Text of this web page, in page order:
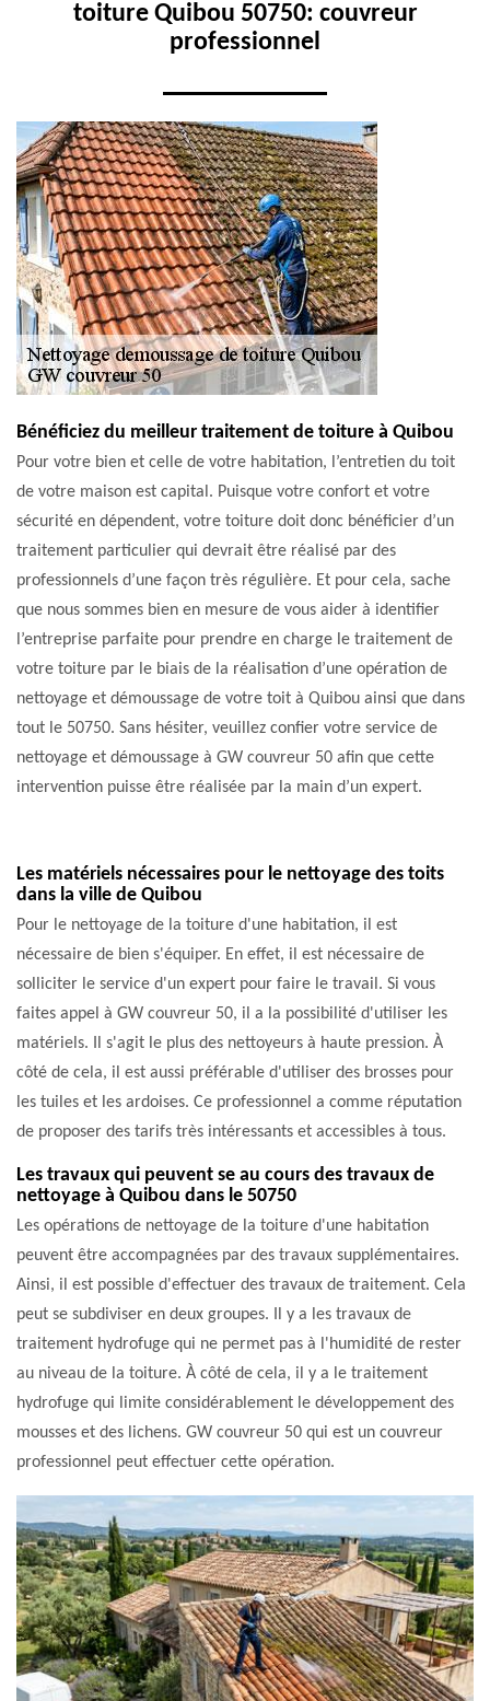
toiture Quibou 50750: couvreur
professionnel
Bénéficiez du meilleur traitement de toiture à Quibou
Pour votre bien et celle de votre habitation, l’entretien du toit
de votre maison est capital. Puisque votre confort et votre
sécurité en dépendent, votre toiture doit donc bénéficier d’un
traitement particulier qui devrait être réalisé par des
professionnels d’une façon très régulière. Et pour cela, sache
que nous sommes bien en mesure de vous aider à identifier
l’entreprise parfaite pour prendre en charge le traitement de
votre toiture par le biais de la réalisation d’une opération de
nettoyage et démoussage de votre toit à Quibou ainsi que dans
tout le 50750. Sans hésiter, veuillez confier votre service de
nettoyage et démoussage à GW couvreur 50 afin que cette
intervention puisse être réalisée par la main d’un expert.
Les matériels nécessaires pour le nettoyage des toits
dans la ville de Quibou
Pour le nettoyage de la toiture d'une habitation, il est
nécessaire de bien s'équiper. En effet, il est nécessaire de
solliciter le service d'un expert pour faire le travail. Si vous
faites appel à GW couvreur 50, il a la possibilité d'utiliser les
matériels. Il s'agit le plus des nettoyeurs à haute pression. À
côté de cela, il est aussi préférable d'utiliser des brosses pour
les tuiles et les ardoises. Ce professionnel a comme réputation
de proposer des tarifs très intéressants et accessibles à tous.
Les travaux qui peuvent se au cours des travaux de
nettoyage à Quibou dans le 50750
Les opérations de nettoyage de la toiture d'une habitation
peuvent être accompagnées par des travaux supplémentaires.
Ainsi, il est possible d'effectuer des travaux de traitement. Cela
peut se subdiviser en deux groupes. Il y a les travaux de
traitement hydrofuge qui ne permet pas à l'humidité de rester
au niveau de la toiture. À côté de cela, il y a le traitement
hydrofuge qui limite considérablement le développement des
mousses et des lichens. GW couvreur 50 qui est un couvreur
professionnel peut effectuer cette opération.